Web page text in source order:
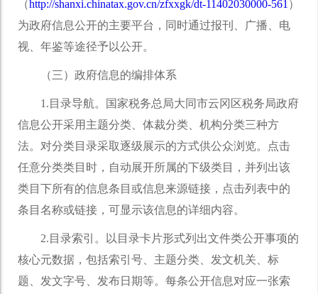
（http://shanxi.chinatax.gov.cn/zfxxgk/dt-11402030000-561 ）
为政府信息公开的主要平台，同时通过报刊、广播、电
视、年鉴等途径予以公开。
（三）政府信息的编排体系
1.目录导航。国家税务总局大同市云冈区税务局政府
信息公开采用主题分类、体裁分类、机构分类三种方
法。对分类目录采取逐级展示的方式供公众浏览。点击
任意分类类目时，自动展开所属的下级类目，并列出该
类目下所有的信息条目或信息来源链接，点击列表中的
条目名称或链接，可显示该信息的详细内容。
2.目录索引。以目录卡片形式列出文件类公开事项的
核心元数据，包括索引号、主题分类、发文机关、标
题、发文字号、发布日期等。每条公开信息对应一张索